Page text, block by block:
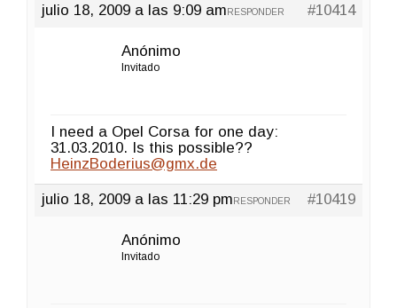
julio 18, 2009 a las 9:09 am #10414
RESPONDER
Anónimo
Invitado
I need a Opel Corsa for one day:
31.03.2010. Is this possible??
HeinzBoderius@gmx.de
julio 18, 2009 a las 11:29 pm #10419
RESPONDER
Anónimo
Invitado